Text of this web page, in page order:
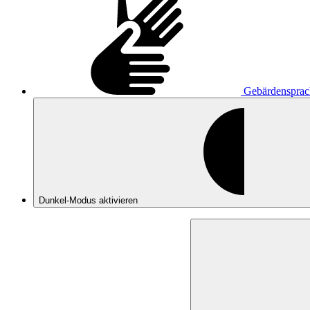
Dunkel-Modus aktivieren